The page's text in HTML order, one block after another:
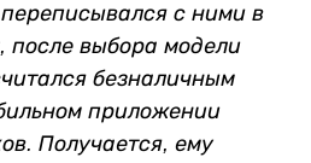
с ними в
после выбора модели
безналичным
приложении
Получается, ему